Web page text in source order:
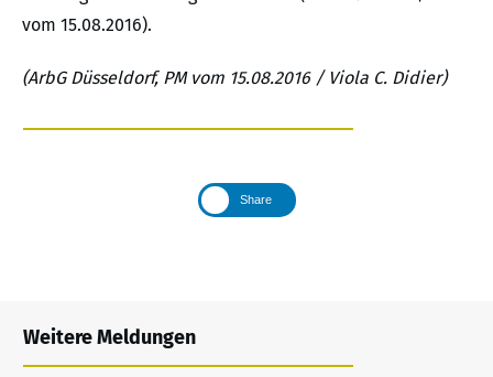
vom 15.08.2016).
(ArbG Düsseldorf, PM vom 15.08.2016 / Viola C. Didier)
Share
Weitere Meldungen